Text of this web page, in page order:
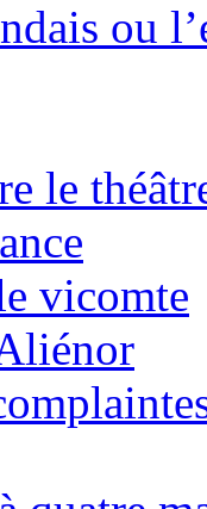
ou
le
vicomte